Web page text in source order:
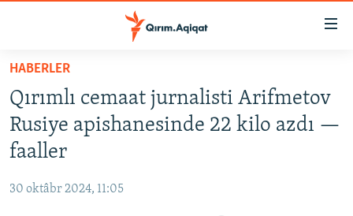
Esas
qaytmaq
Baş
navigatsiyağa
qaytmaq
Qıdıruvğa
HABERLER
SİYASET
İQTİSADİYAT
MEDENİYET
HABERLER
Qırımlı cemaat jurnalisti Arifmetov
Rusiye apishanesinde 22 kilo azdı —
faaller
30 oktâbr 2024, 11:05